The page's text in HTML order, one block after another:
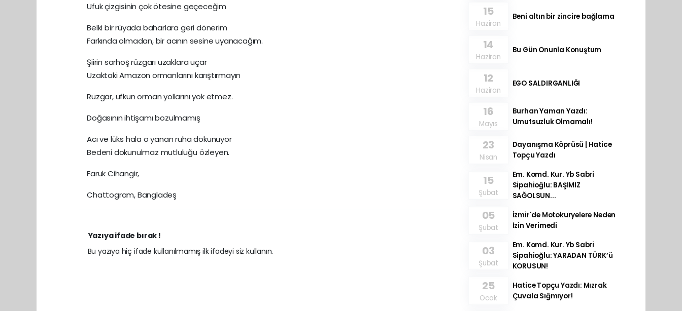
Ufuk çizgisinin çok ötesine geçeceğim
Belki bir rüyada baharlara geri dönerim
Farkında olmadan, bir acının sesine uyanacağım.
Şiirin sarhoş rüzgarı uzaklara uçar
Uzaktaki Amazon ormanlarını karıştırmayın
Rüzgar, ufkun orman yollarını yok etmez.
Doğasının ihtişamı bozulmamış
Acı ve lüks hala o yanan ruha dokunuyor
Bedeni dokunulmaz mutluluğu özleyen.
Faruk Cihangir,
Chattogram, Bangladeş
Yazıya ifade bırak !
Bu yazıya hiç ifade kullanılmamış ilk ifadeyi siz kullanın.
15
Haziran
Beni altın bir zincire bağlama
14
Haziran
Bu Gün Onunla Konuştum
12
Haziran
EGO SALDIRGANLIĞI
16
Mayıs
Burhan Yaman Yazdı:
Umutsuzluk Olmamalı!
23
Nisan
Dayanışma Köprüsü | Hatice
Topçu Yazdı
15
Şubat
Em. Komd. Kur. Yb Sabri
Sipahioğlu: BAŞIMIZ
SAĞOLSUN...
05
Şubat
İzmir'de Motokuryelere Neden
İzin Verimedi
03
Şubat
Em. Komd. Kur. Yb Sabri
Sipahioğlu: YARADAN TÜRK’ü
KORUSUN!
25
Ocak
Hatice Topçu Yazdı: Mızrak
Çuvala Sığmıyor!